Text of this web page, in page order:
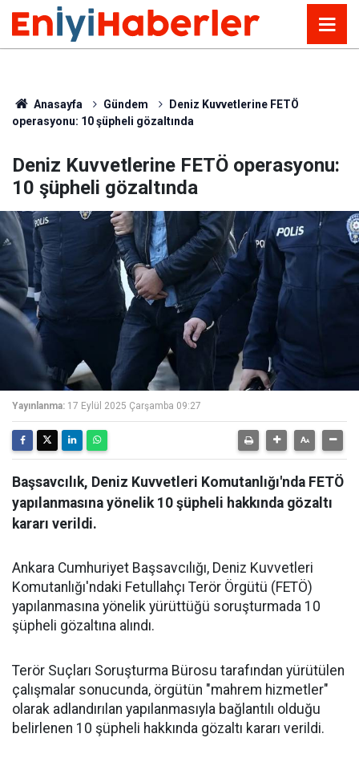
Anasayfa Gündem
Deniz Kuvvetlerine FETÖ
operasyonu: 10 şüpheli gözaltında
Deniz Kuvvetlerine FETÖ operasyonu:
10 şüpheli gözaltında
Yayınlanma: 17 Eylül 2025 Çarşamba 09:27
Başsavcılık, Deniz Kuvvetleri Komutanlığı'nda FETÖ
yapılanmasına yönelik 10 şüpheli hakkında gözaltı
kararı verildi.
Ankara Cumhuriyet Başsavcılığı, Deniz Kuvvetleri
Komutanlığı'ndaki Fetullahçı Terör Örgütü (FETÖ)
yapılanmasına yönelik yürüttüğü soruşturmada 10
şüpheli gözaltına alındı.
Terör Suçları Soruşturma Bürosu tarafından yürütülen
çalışmalar sonucunda, örgütün "mahrem hizmetler"
olarak adlandırılan yapılanmasıyla bağlantılı olduğu
belirlenen 10 şüpheli hakkında gözaltı kararı verildi.